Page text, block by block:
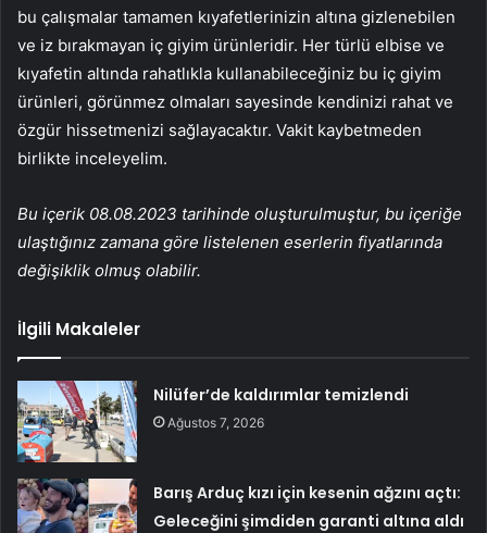
bu çalışmalar tamamen kıyafetlerinizin altına gizlenebilen
ve iz bırakmayan iç giyim ürünleridir. Her türlü elbise ve
kıyafetin altında rahatlıkla kullanabileceğiniz bu iç giyim
ürünleri, görünmez olmaları sayesinde kendinizi rahat ve
özgür hissetmenizi sağlayacaktır. Vakit kaybetmeden
birlikte inceleyelim.
Bu içerik 08.08.2023 tarihinde oluşturulmuştur, bu içeriğe
ulaştığınız zamana göre listelenen eserlerin fiyatlarında
değişiklik olmuş olabilir.
İlgili Makaleler
Nilüfer’de kaldırımlar temizlendi
Ağustos 7, 2026
Barış Arduç kızı için kesenin ağzını açtı:
Geleceğini şimdiden garanti altına aldı